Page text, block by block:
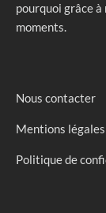
pourquoi grâce
moments.
Nous contacter
Mentions légales
Politique de